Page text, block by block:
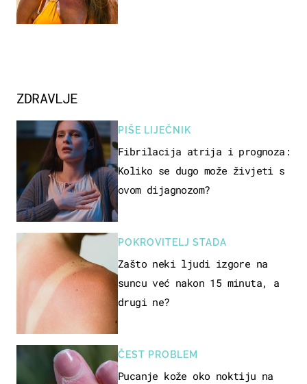
ZDRAVLJE
PIŠE LIJEČNIK
Fibrilacija atrija i prognoza:
Koliko se dugo može živjeti s
ovom dijagnozom?
POKROVITELJ STADA
Zašto neki ljudi izgore na
suncu već nakon 15 minuta, a
drugi ne?
ČEST PROBLEM
Pucanje kože oko noktiju na